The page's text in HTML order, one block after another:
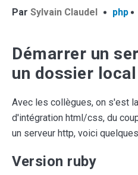
Par Sylvain Claudel php
Démarrer un
un dossier local
Avec les collègues, on s'est
d'intégration html/css, du
un serveur http, voici
Version ruby